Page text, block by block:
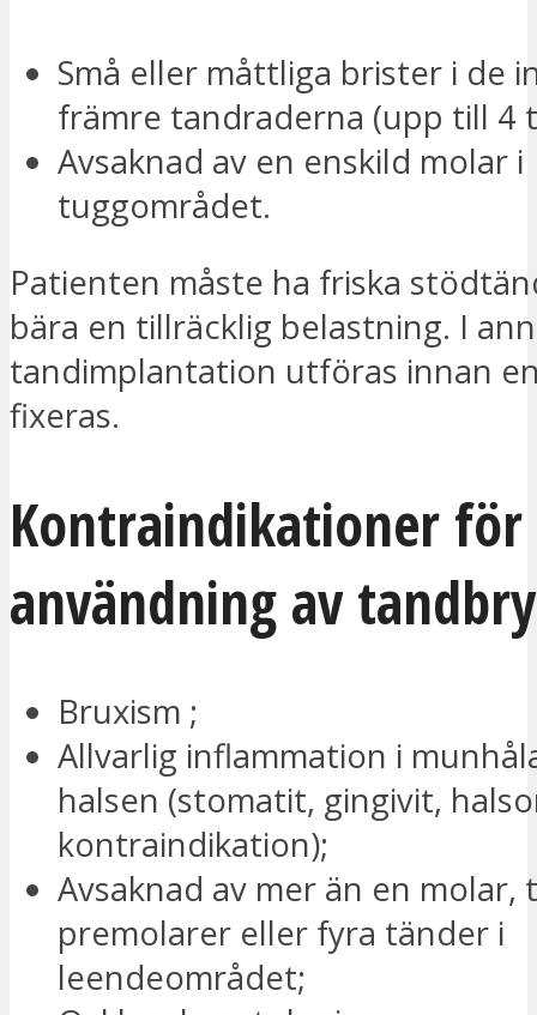
Små eller måttliga brister i de
främre tandraderna (upp till 4
Avsaknad av en enskild molar i
tuggområdet.
Patienten måste ha friska
bära en tillräcklig belastning. I
tandimplantation utföras innan
fixeras.
Kontraindikationer för
användning av
Bruxism ;
Allvarlig inflammation i
halsen (stomatit, gingivit,
kontraindikation);
Avsaknad av mer än en
premolarer eller fyra tänder i
leendeområdet;